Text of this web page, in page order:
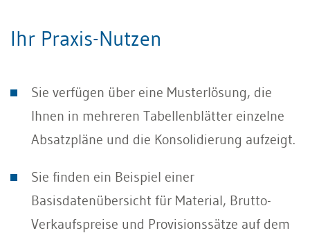
Ihr Praxis-Nutzen
Sie verfügen über eine Musterlösung, die
Ihnen in mehreren Tabellenblätter einzelne
Absatzpläne und die Konsolidierung aufzeigt.
Sie finden ein Beispiel einer
Basisdatenübersicht für Material, Brutto-
Verkaufspreise und Provisionssätze auf dem